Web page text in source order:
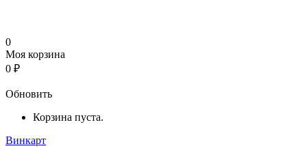
0
Моя корзина
0 ₽
Обновить
Корзина пуста.
Винкарт